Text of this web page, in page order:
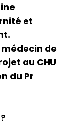
et
de
au CHU
du Pr
?